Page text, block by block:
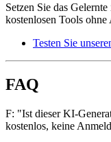
Setzen Sie das
kostenlosen Tools ohne
Testen Sie
FAQ
F: "Ist dieser KI-
kostenlos, keine